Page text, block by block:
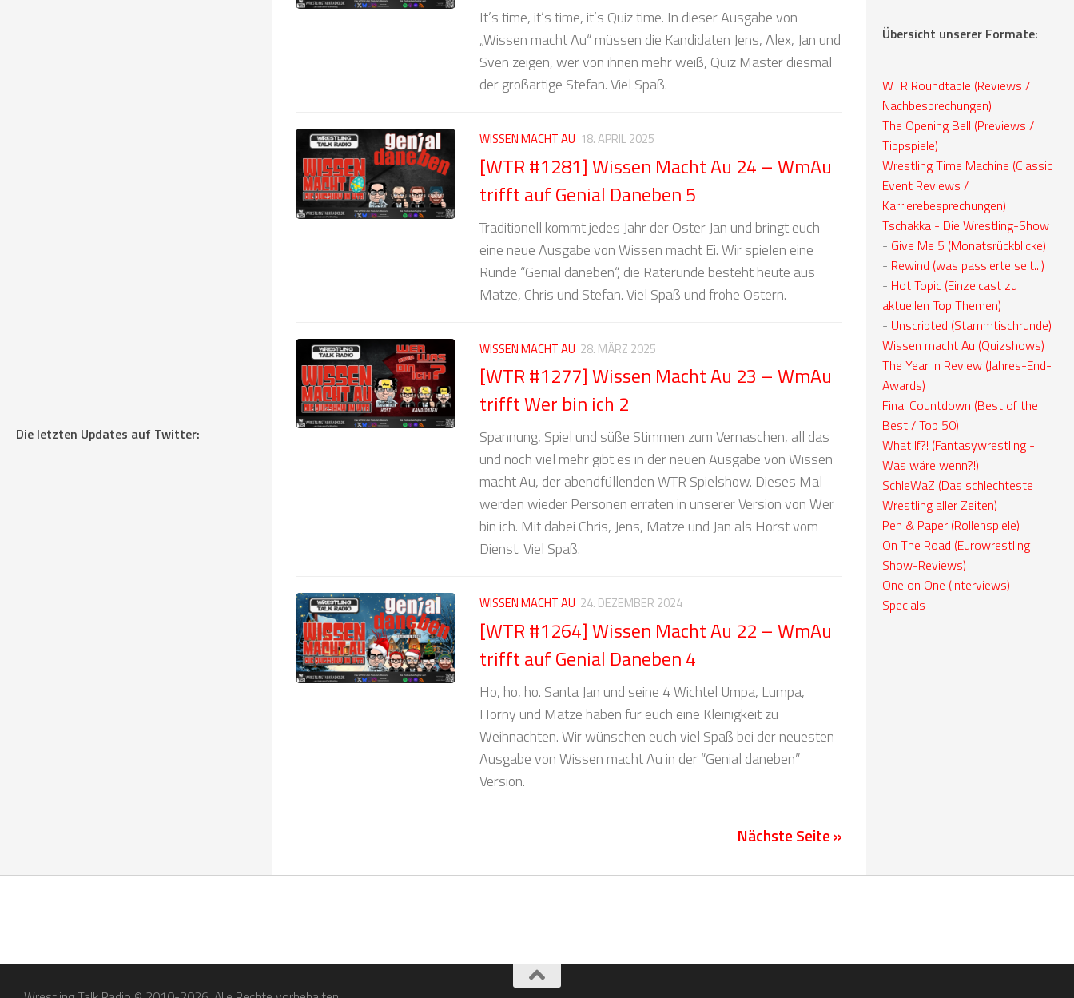
It’s time, it’s time, it’s Quiz time. In dieser Ausgabe von
„Wissen macht Au“ müssen die Kandidaten Jens, Alex, Jan und
Sven zeigen, wer von ihnen mehr weiß, Quiz Master diesmal
der großartige Stefan. Viel Spaß.
WISSEN MACHT AU 18. APRIL 2025
[WTR #1281] Wissen Macht Au 24 – WmAu
trifft auf Genial Daneben 5
Traditionell kommt jedes Jahr der Oster Jan und bringt euch
eine neue Ausgabe von Wissen macht Ei. Wir spielen eine
Runde “Genial daneben“, die Raterunde besteht heute aus
Matze, Chris und Stefan. Viel Spaß und frohe Ostern.
WISSEN MACHT AU 28. MÄRZ 2025
[WTR #1277] Wissen Macht Au 23 – WmAu
trifft Wer bin ich 2
Spannung, Spiel und süße Stimmen zum Vernaschen, all das
und noch viel mehr gibt es in der neuen Ausgabe von Wissen
macht Au, der abendfüllenden WTR Spielshow. Dieses Mal
werden wieder Personen erraten in unserer Version von Wer
bin ich. Mit dabei Chris, Jens, Matze und Jan als Horst vom
Dienst. Viel Spaß.
WISSEN MACHT AU 24. DEZEMBER 2024
[WTR #1264] Wissen Macht Au 22 – WmAu
trifft auf Genial Daneben 4
Ho, ho, ho. Santa Jan und seine 4 Wichtel Umpa, Lumpa,
Horny und Matze haben für euch eine Kleinigkeit zu
Weihnachten. Wir wünschen euch viel Spaß bei der neuesten
Ausgabe von Wissen macht Au in der “Genial daneben”
Version.
Nächste Seite »
Die letzten Updates auf Twitter:
Übersicht unserer Formate:
WTR Roundtable (Reviews /
Nachbesprechungen)
The Opening Bell (Previews /
Tippspiele)
Wrestling Time Machine (Classic
Event Reviews /
Karrierebesprechungen)
Tschakka - Die Wrestling-Show
- Give Me 5 (Monatsrückblicke)
- Rewind (was passierte seit...)
- Hot Topic (Einzelcast zu
aktuellen Top Themen)
- Unscripted (Stammtischrunde)
Wissen macht Au (Quizshows)
The Year in Review (Jahres-End-
Awards)
Final Countdown (Best of the
Best / Top 50)
What If?! (Fantasywrestling -
Was wäre wenn?!)
SchleWaZ (Das schlechteste
Wrestling aller Zeiten)
Pen & Paper (Rollenspiele)
On The Road (Eurowrestling
Show-Reviews)
One on One (Interviews)
Specials